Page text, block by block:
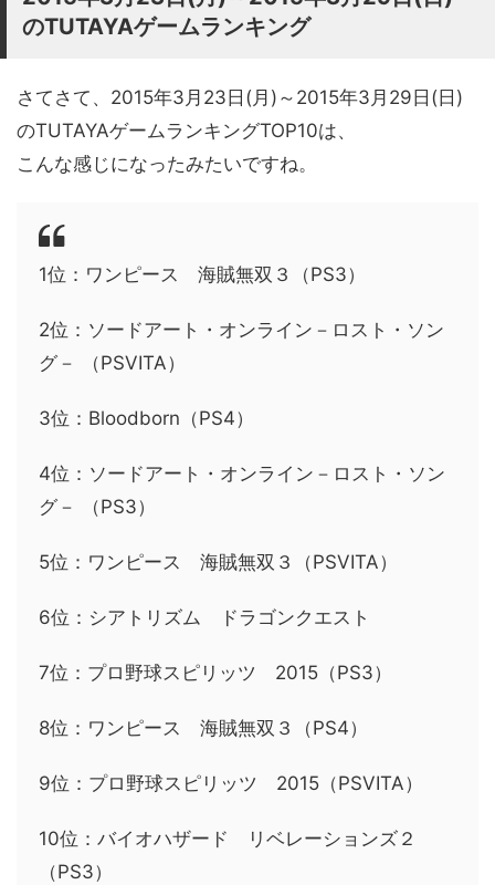
のTUTAYAゲームランキング
さてさて、2015年3月23日(月)～2015年3月29日(日)
のTUTAYAゲームランキングTOP10は、
こんな感じになったみたいですね。
1位：ワンピース 海賊無双３（PS3）
2位：ソードアート・オンライン－ロスト・ソン
グ－ （PSVITA）
3位：Bloodborn（PS4）
4位：ソードアート・オンライン－ロスト・ソン
グ－ （PS3）
5位：ワンピース 海賊無双３（PSVITA）
6位：シアトリズム ドラゴンクエスト
7位：プロ野球スピリッツ 2015（PS3）
8位：ワンピース 海賊無双３（PS4）
9位：プロ野球スピリッツ 2015（PSVITA）
10位：バイオハザード リベレーションズ２
（PS3）